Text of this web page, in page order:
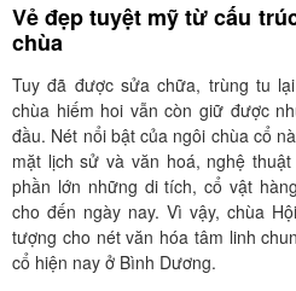
Vẻ đẹp tuyệt mỹ từ cấu
chùa
Tuy đã được sửa chữa, trùng tu
chùa hiếm hoi vẫn còn giữ được
đầu. Nét nổi bật của ngôi chùa cổ
mặt lịch sử và văn hoá, nghệ
phần lớn những di tích, cổ vật
cho đến ngày nay. Vì vậy, chùa
tượng cho nét văn hóa tâm linh
cổ hiện nay ở Bình Dương.